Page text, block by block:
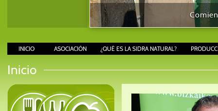
INICIO ASOCIACIÓN ¿QUÉ ES LA SIDRA NATURAL?
Inicio